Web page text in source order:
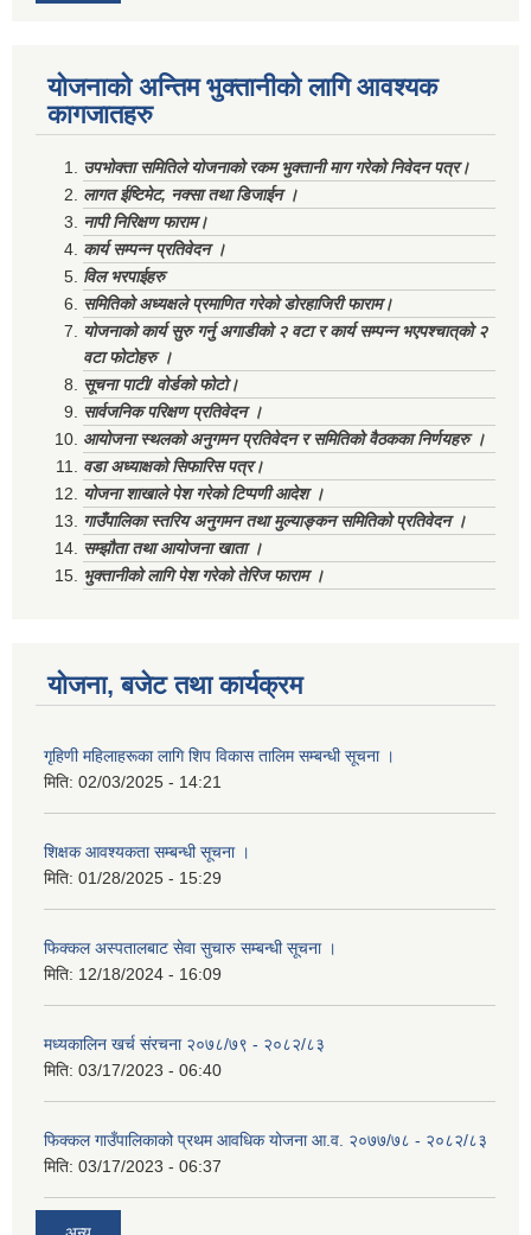
योजनाको अन्तिम भुक्तानीको लागि आवश्यक
कागजातहरु
उपभोक्ता समितिले योजनाको रकम भुक्तानी माग गरेको निवेदन पत्र।
लागत ईष्टिमेट, नक्सा तथा डिजाईन ।
नापी निरिक्षण फाराम।
कार्य सम्पन्न प्रतिवेदन ।
विल भरपाईहरु
समितिको अध्यक्षले प्रमाणित गरेको डोरहाजिरी फाराम।
योजनाको कार्य सुरु गर्नु अगाडीको २ वटा र कार्य सम्पन्न भएपश्चात्‌को २
वटा फोटोहरु ।
सूचना पाटी/ वोर्डको फोटो।
सार्वजनिक परिक्षण प्रतिवेदन ।
आयोजना स्थलको अनुगमन प्रतिवेदन र समितिको वैठकका निर्णयहरु ।
वडा अध्याक्षको सिफारिस पत्र।
योजना शाखाले पेश गरेको टिप्पणी आदेश ।
गाउँपालिका स्तरिय अनुगमन तथा मुल्याङ्कन समितिको प्रतिवेदन ।
सम्झौता तथा आयोजना खाता ।
भुक्तानीको लागि पेश गरेको तेरिज फाराम ।
योजना, बजेट तथा कार्यक्रम
गृहिणी महिलाहरूका लागि शिप विकास तालिम सम्बन्धी सूचना ‌।
मिति: 02/03/2025 - 14:21
शिक्षक आवश्यकता सम्बन्धी सूचना ।
मिति: 01/28/2025 - 15:29
फिक्कल अस्पतालबाट सेवा सुचारु सम्बन्धी सूचना ।
मिति: 12/18/2024 - 16:09
मध्यकालिन खर्च संरचना २०७८/७९ - २०८२/८३
मिति: 03/17/2023 - 06:40
फिक्कल गाउँपालिकाको प्रथम आवधिक योजना आ.व. २०७७/७८ - २०८२/८३
मिति: 03/17/2023 - 06:37